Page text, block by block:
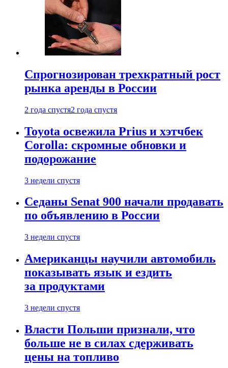
Спрогнозирован трехкратный рост
рынка аренды в России
2 года спустя2 года спустя
Toyota освежила Prius и хэтчбек
Corolla: скромные обновки и
подорожание
3 недели спустя
Седаны Senat 900 начали продавать
по объявлению в России
3 недели спустя
Американцы научили автомобиль
показывать язык и ездить
за продуктами
3 недели спустя
Власти Польши признали, что
больше не в силах сдерживать
цены на топливо